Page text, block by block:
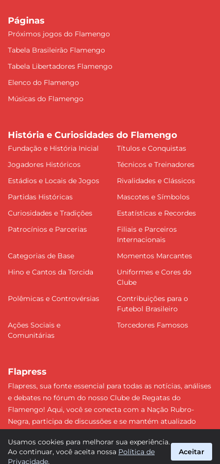
Páginas
Próximos jogos do Flamengo
Tabela Brasileirão Flamengo
Tabela Libertadores Flamengo
Elenco do Flamengo
Músicas do Flamengo
História e Curiosidades do Flamengo
Fundação e História Inicial
Títulos e Conquistas
Jogadores Históricos
Técnicos e Treinadores
Estádios e Locais de Jogos
Rivalidades e Clássicos
Partidas Históricas
Mascotes e Símbolos
Curiosidades e Tradições
Estatísticas e Recordes
Patrocínios e Parcerias
Filiais e Parceiros
Internacionais
Categorias de Base
Momentos Marcantes
Hino e Cantos da Torcida
Uniformes e Cores do
Clube
Polêmicas e Controvérsias
Contribuições para o
Futebol Brasileiro
Ações Sociais e
Comunitárias
Torcedores Famosos
Flapress
Flapress, sua fonte essencial para todas as notícias, análises
e debates no fórum do nosso Clube de Regatas do
Flamengo! Aqui, você se conecta com a Nação Rubro-
Negra, participa de discussões e se mantém atualizado
lance e esteja sempre à frente, junto da torcida mais
apaixonada do Brasil! #Flamengo #Flapress
Usamos cookies para melhorar sua experiência.
Ao continuar, você aceita nossa Política de
Privacidade.
Aceitar